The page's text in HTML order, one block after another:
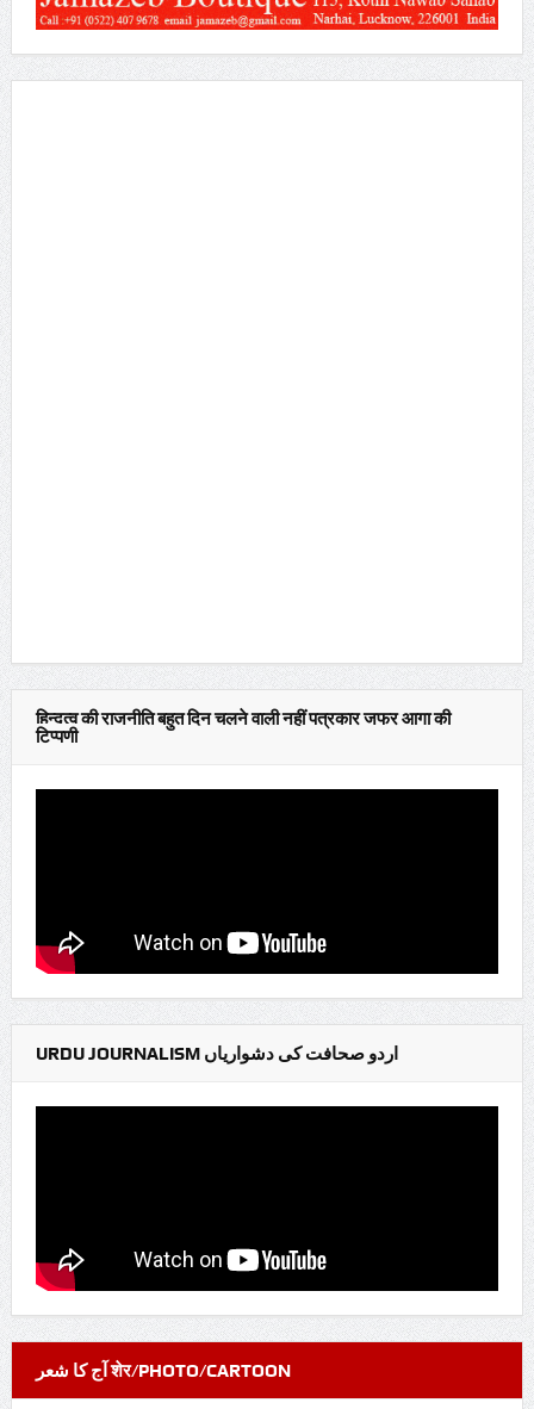
हिन्दुत्व की राजनीति बहुत दिन चलने वाली नहीं पत्रकार जफर आगा की
टिप्पणी
URDU JOURNALISM اردو صحافت کی دشواریاں
آج کا شعر शेर/PHOTO/CARTOON